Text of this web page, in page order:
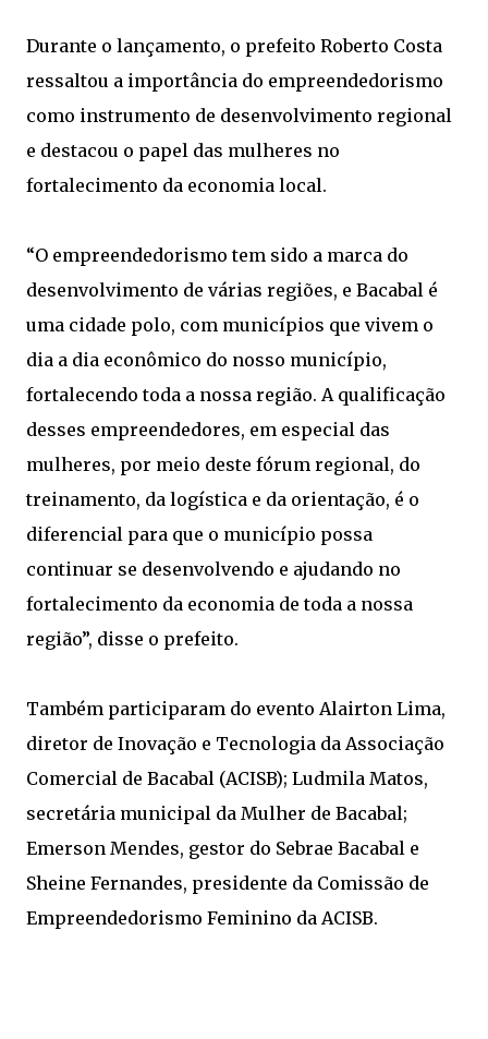
Durante o lançamento, o prefeito Roberto Costa
ressaltou a importância do empreendedorismo
como instrumento de desenvolvimento regional
e destacou o papel das mulheres no
fortalecimento da economia local.
“O empreendedorismo tem sido a marca do
desenvolvimento de várias regiões, e Bacabal é
uma cidade polo, com municípios que vivem o
dia a dia econômico do nosso município,
fortalecendo toda a nossa região. A qualificação
desses empreendedores, em especial das
mulheres, por meio deste fórum regional, do
treinamento, da logística e da orientação, é o
diferencial para que o município possa
continuar se desenvolvendo e ajudando no
fortalecimento da economia de toda a nossa
região”, disse o prefeito.
Também participaram do evento Alairton Lima,
diretor de Inovação e Tecnologia da Associação
Comercial de Bacabal (ACISB); Ludmila Matos,
secretária municipal da Mulher de Bacabal;
Emerson Mendes, gestor do Sebrae Bacabal e
Sheine Fernandes, presidente da Comissão de
Empreendedorismo Feminino da ACISB.